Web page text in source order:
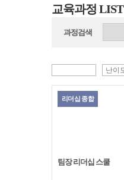
교육과정 LIST
과정검색
리더십 종합
팀장 리더십 스쿨